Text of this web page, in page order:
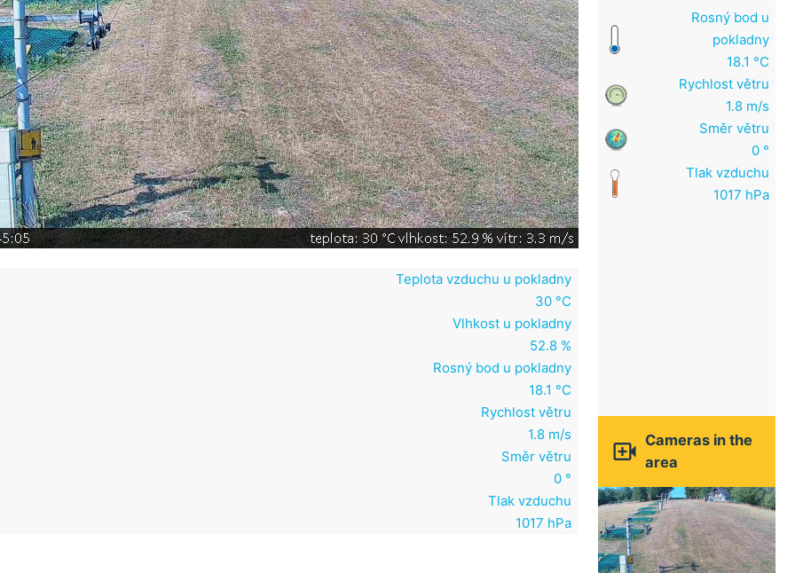
Teplota vzduchu u pokladny
30 °C
Vlhkost u pokladny
52.8 %
Rosný bod u pokladny
18.1 °C
Rychlost větru
1.8 m/s
Směr větru
0 °
Tlak vzduchu
1017 hPa
Rosný bod u
pokladny
18.1 °C
Rychlost větru
1.8 m/s
Směr větru
0 °
Tlak vzduchu
1017 hPa
 Cameras in the
area